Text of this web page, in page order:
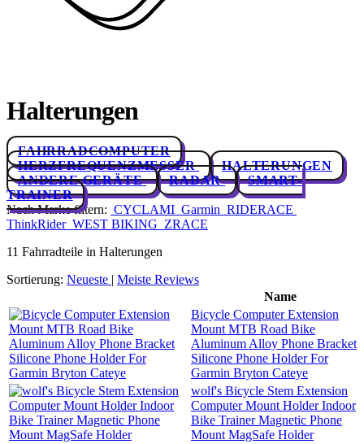
Halterungen
FAHRRADCOMPUTER
HERZFREQUENZMESSER
HALTERUNGEN
ANDERE GERÄTE
RADAR
SMART-
TRAINER
Nach Marke filtern: CYCLAMI Garmin RIDERACE
ThinkRider WEST BIKING ZRACE
11 Fahrradteile in Halterungen
Sortierung: Neueste | Meiste Reviews
Name
Bicycle Computer Extension
Mount MTB Road Bike
Aluminum Alloy Phone Bracket
Silicone Phone Holder For
Garmin Bryton Cateye
wolf's Bicycle Stem Extension
Computer Mount Holder Indoor
Bike Trainer Magnetic Phone
Mount MagSafe Holder